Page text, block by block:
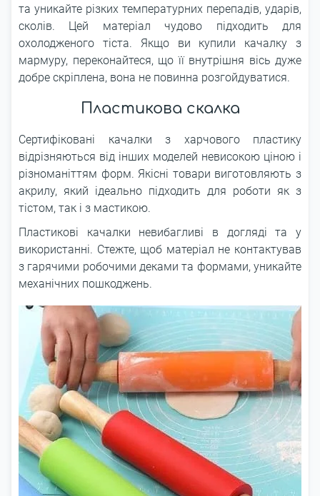
та уникайте різких температурних перепадів, ударів,
сколів. Цей матеріал чудово підходить для
охолодженого тіста. Якщо ви купили качалку з
мармуру, переконайтеся, що її внутрішня вісь дуже
добре скріплена, вона не повинна розгойдуватися.
Пластикова скалка
Сертифіковані качалки з харчового пластику
відрізняються від інших моделей невисокою ціною і
різноманіттям форм. Якісні товари виготовляють з
акрилу, який ідеально підходить для роботи як з
тістом, так і з мастикою.
Пластикові качалки невибагливі в догляді та у
використанні. Стежте, щоб матеріал не контактував
з гарячими робочими деками та формами, уникайте
механічних пошкоджень.